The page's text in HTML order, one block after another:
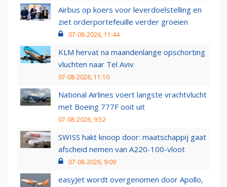
Airbus op koers voor leverdoelstelling en
ziet orderportefeuille verder groeien
07-08-2026, 11:44
KLM hervat na maandenlange opschorting
vluchten naar Tel Aviv
07-08-2026, 11:10
National Airlines voert langste vrachtvlucht
met Boeing 777F ooit uit
07-08-2026, 9:52
SWISS hakt knoop door: maatschappij gaat
afscheid nemen van A220-100-vloot
07-08-2026, 9:09
easyJet wordt overgenomen door Apollo,